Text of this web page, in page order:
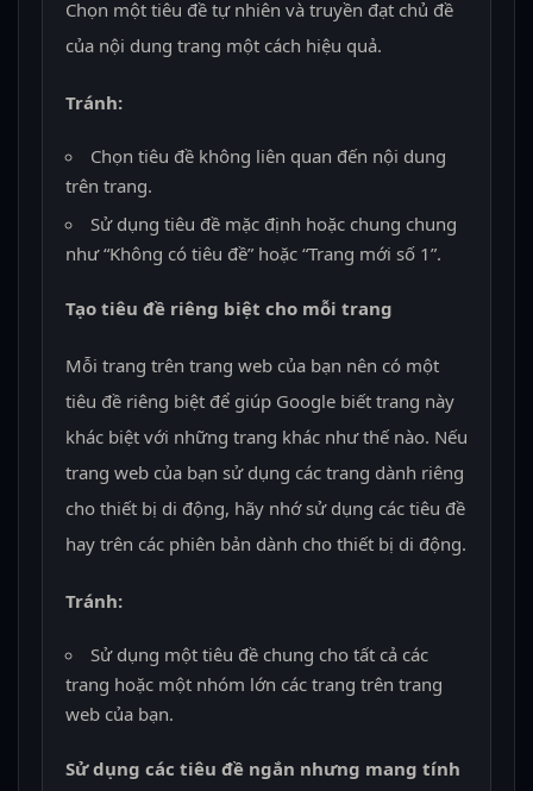
Chọn một tiêu đề tự nhiên và truyền đạt chủ đề
của nội dung trang một cách hiệu quả.
Tránh:
Chọn tiêu đề không liên quan đến nội dung
trên trang.
Sử dụng tiêu đề mặc định hoặc chung chung
như “Không có tiêu đề” hoặc “Trang mới số 1”.
Tạo tiêu đề riêng biệt cho mỗi trang
Mỗi trang trên trang web của bạn nên có một
tiêu đề riêng biệt để giúp Google biết trang này
khác biệt với những trang khác như thế nào. Nếu
trang web của bạn sử dụng các trang dành riêng
cho thiết bị di động, hãy nhớ sử dụng các tiêu đề
hay trên các phiên bản dành cho thiết bị di động.
Tránh:
Sử dụng một tiêu đề chung cho tất cả các
trang hoặc một nhóm lớn các trang trên trang
web của bạn.
Sử dụng các tiêu đề ngắn nhưng mang tính